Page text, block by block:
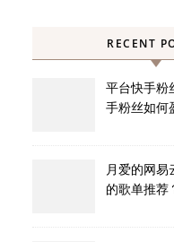
RECENT
平台快手粉
手粉丝如何
月爱的网易
的歌单推荐